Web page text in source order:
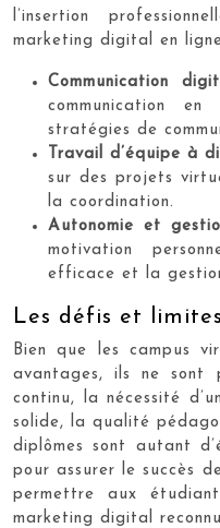
l’insertion
marketing digital en
Communication
communication
stratégies de
Travail d’équipe à
sur des projets
la coordination.
Autonomie et
motivation
efficace et la
Les défis et
Bien que les campus
avantages, ils ne sont
continu, la nécessité
solide, la qualité
diplômes sont autant
pour assurer le succès
permettre aux
marketing digital